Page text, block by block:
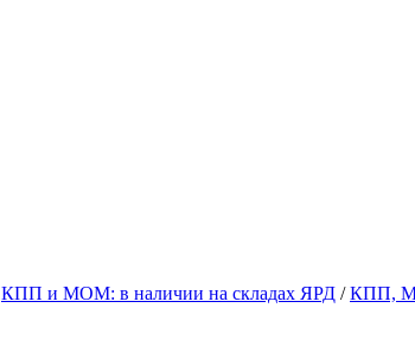
КПП и МОМ: в наличии на складах ЯРД /КПП,